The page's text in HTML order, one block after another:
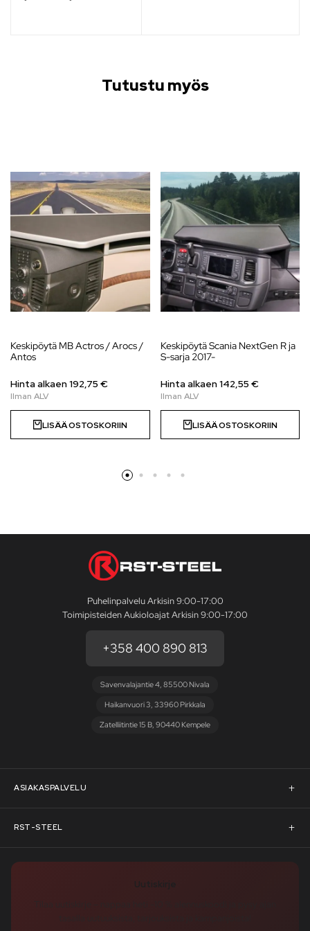
Tutustu myös
Keskipöytä MB Actros / Arocs /
Antos
Hinta alkaen 192,75 €
LISÄÄ OSTOSKORIIN
Keskipöytä Scania NextGen R ja
S-sarja 2017-
Hinta alkaen142,55 €
LISÄÄ OSTOSKORIIN
Puhelinpalvelu Arkisin 9:00-17:00
Toimipisteiden Aukioloajat Arkisin 9:00-17:00
+358 400 890 813
Savenvalajantie 4, 85500 Nivala
Haikanvuori 3, 33960 Pirkkala
Zatelliitintie 15 B, 90440 Kempele
ASIAKASPALVELU
Asiakaspalvelu
Pyydä tarjous
RST-STEEL
RST-Steelin tarina
Uutiskirje